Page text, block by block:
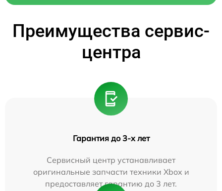
Преимущества сервис-
центра
Гарантия до 3-х лет
Сервисный центр устанавливает
оригинальные запчасти техники Xbox и
предоставляет гарантию до 3 лет.